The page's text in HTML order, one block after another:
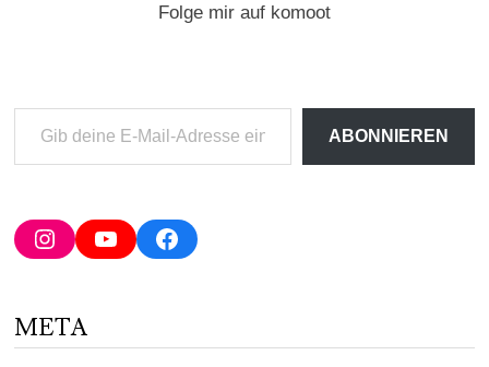
Folge mir auf komoot
deine
Adresse
ein ...
ABONNIEREN
InstagramYouTubeFacebook
META